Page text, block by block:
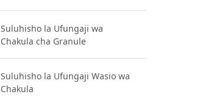
Suluhisho la Ufungaji wa
Chakula cha Granule
Suluhisho la Ufungaji Wasio wa
Chakula